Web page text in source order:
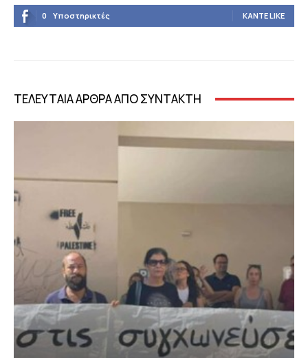
0 Υποστηρικτές ΚΆΝΤΕ LIKE
ΤΕΛΕΥΤΑΙΑ ΑΡΘΡΑ ΑΠΟ ΣΥΝΤΑΚΤΗ